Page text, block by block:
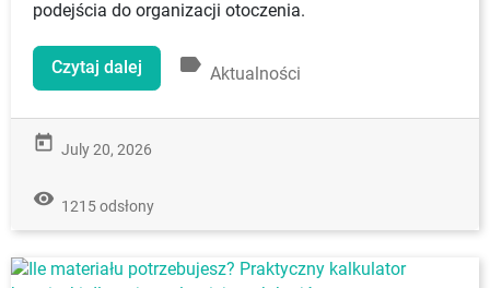
podejścia do organizacji otoczenia.
Czytaj dalej label Aktualności
today July 20, 2026
remove_red_eye 1215 odsłony